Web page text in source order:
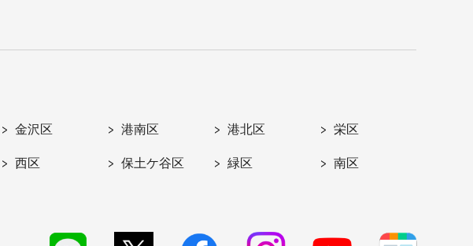
金沢区 港南区 港北区 栄区
西区 保土ケ谷区 緑区 南区